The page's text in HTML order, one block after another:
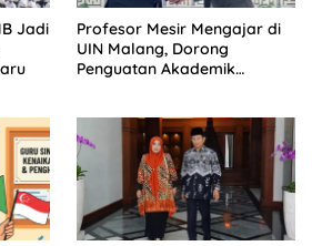
Jadi
Profesor Mesir Mengajar di
UIN Malang, Dorong
Penguatan Akademik